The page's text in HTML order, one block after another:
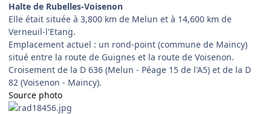
Halte de Rubelles-Voisenon
Elle était située à 3,800 km de Melun et à 14,600 km de
Verneuil-l'Etang.
Emplacement actuel : un rond-point (commune de Maincy)
situé entre la route de Guignes et la route de Voisenon.
Croisement de la D 636 (Melun - Péage 15 de l'A5) et de la D
82 (Voisenon - Maincy).
Source photo